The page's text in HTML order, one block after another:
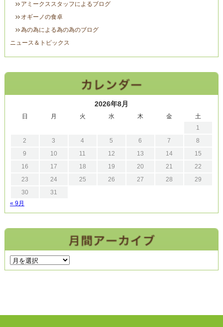
アミークススタッフによるブログ
オギーノの食卓
為の為による為の為のブログ
ニュース＆トピックス
2026年8月
日 月 火 水 木 金
土
1
2
3 4 5 6 7
8
9
10 11 12 13 14
15
16
17 18 19 20 21
22
23
24 25 26 27 28
29
30
31
« 9月